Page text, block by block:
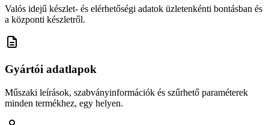
Valós idejű készlet- és elérhetőségi adatok üzletenkénti bontásban és
a központi készletről.
Gyártói adatlapok
Műszaki leírások, szabványinformációk és szűrhető paraméterek
minden termékhez, egy helyen.